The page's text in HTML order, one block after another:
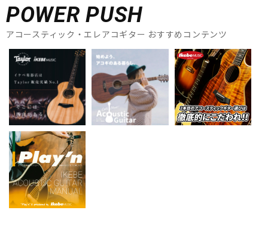
POWER PUSH
アコースティック・エレアコギター おすすめコンテンツ